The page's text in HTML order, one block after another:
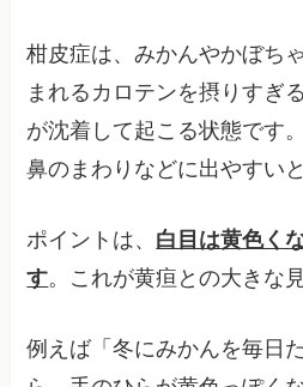
柑皮症は、みかんやかぼち
まれるカロテンを摂りすぎ
が沈着して起こる状態です
鼻のまわりなどに出やすい
ポイントは、 白目は黄色く
す。これが黄疸との大きな
例えば「冬にみかんを毎日